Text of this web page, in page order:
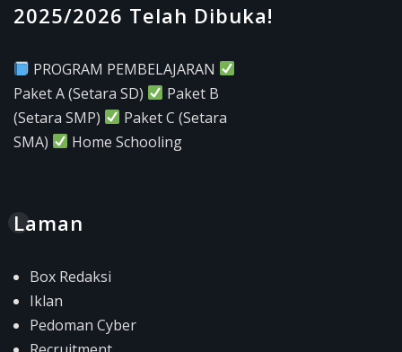
2025/2026 Telah Dibuka!
PROGRAM PEMBELAJARAN
Paket A (Setara SD)
Paket B
(Setara SMP)
Paket C (Setara
SMA)
Home Schooling
Laman
Box Redaksi
Iklan
Pedoman Cyber